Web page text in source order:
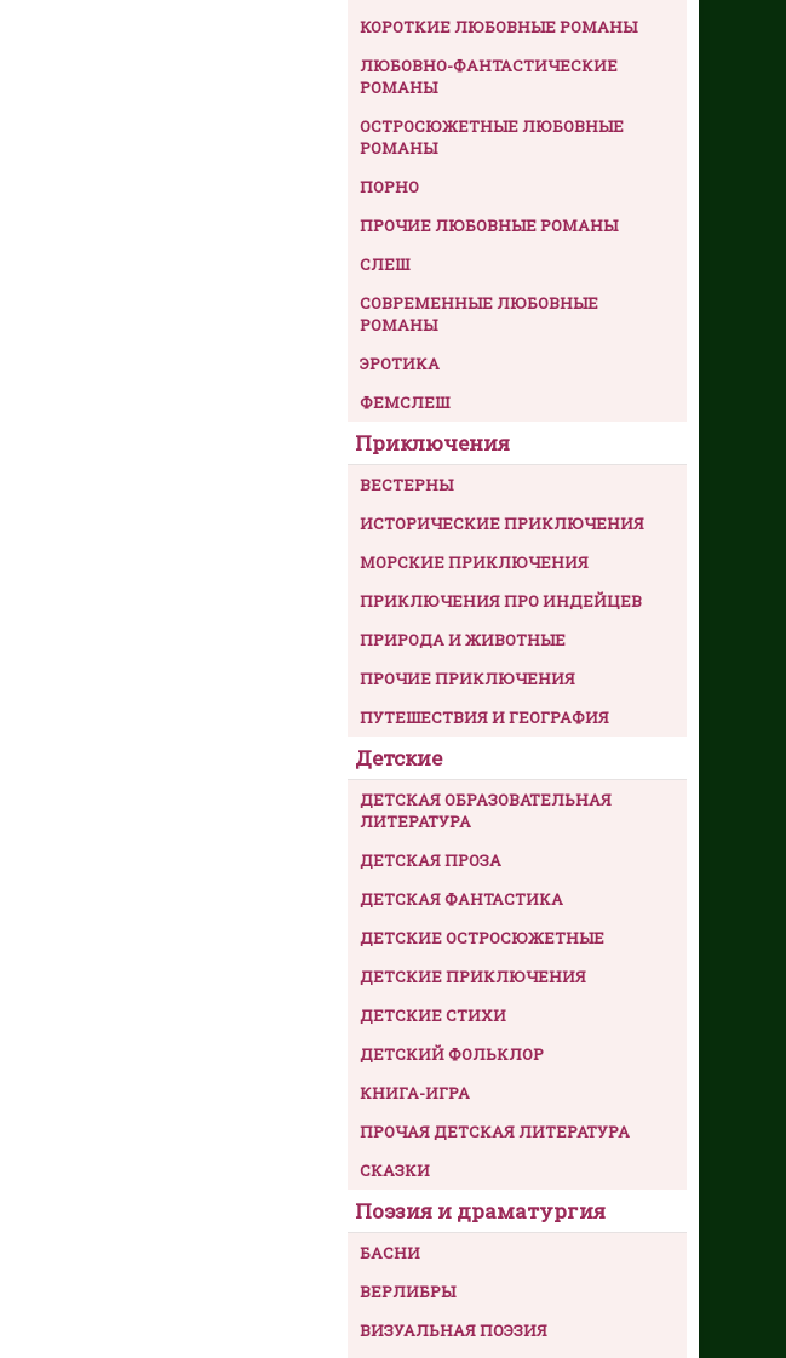
КОРОТКИЕ ЛЮБОВНЫЕ РОМАНЫ
ЛЮБОВНО-ФАНТАСТИЧЕСКИЕ
РОМАНЫ
ОСТРОСЮЖЕТНЫЕ ЛЮБОВНЫЕ
РОМАНЫ
ПОРНО
ПРОЧИЕ ЛЮБОВНЫЕ РОМАНЫ
СЛЕШ
СОВРЕМЕННЫЕ ЛЮБОВНЫЕ
РОМАНЫ
ЭРОТИКА
ФЕМСЛЕШ
Приключения
ВЕСТЕРНЫ
ИСТОРИЧЕСКИЕ ПРИКЛЮЧЕНИЯ
МОРСКИЕ ПРИКЛЮЧЕНИЯ
ПРИКЛЮЧЕНИЯ ПРО ИНДЕЙЦЕВ
ПРИРОДА И ЖИВОТНЫЕ
ПРОЧИЕ ПРИКЛЮЧЕНИЯ
ПУТЕШЕСТВИЯ И ГЕОГРАФИЯ
Детские
ДЕТСКАЯ ОБРАЗОВАТЕЛЬНАЯ
ЛИТЕРАТУРА
ДЕТСКАЯ ПРОЗА
ДЕТСКАЯ ФАНТАСТИКА
ДЕТСКИЕ ОСТРОСЮЖЕТНЫЕ
ДЕТСКИЕ ПРИКЛЮЧЕНИЯ
ДЕТСКИЕ СТИХИ
ДЕТСКИЙ ФОЛЬКЛОР
КНИГА-ИГРА
ПРОЧАЯ ДЕТСКАЯ ЛИТЕРАТУРА
СКАЗКИ
Поэзия и драматургия
БАСНИ
ВЕРЛИБРЫ
ВИЗУАЛЬНАЯ ПОЭЗИЯ